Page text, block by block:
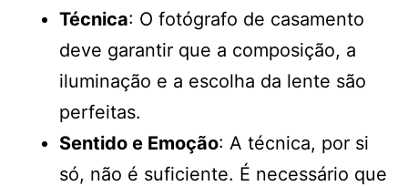
Técnica: O fotógrafo de casamento
deve garantir que a composição, a
iluminação e a escolha da lente são
perfeitas.
Sentido e Emoção: A técnica, por si
só, não é suficiente. É necessário que